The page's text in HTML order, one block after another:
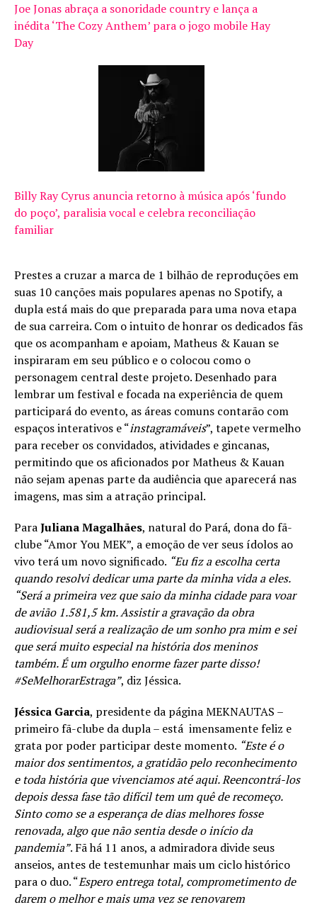
Joe Jonas abraça a sonoridade country e lança a
inédita ‘The Cozy Anthem’ para o jogo mobile Hay
Day
Billy Ray Cyrus anuncia retorno à música após ‘fundo
do poço’, paralisia vocal e celebra reconciliação
familiar
Prestes a cruzar a marca de 1 bilhão de reproduções em
suas 10 canções mais populares apenas no Spotify, a
dupla está mais do que preparada para uma nova etapa
de sua carreira. Com o intuito de honrar os dedicados fãs
que os acompanham e apoiam, Matheus & Kauan se
inspiraram em seu público e o colocou como o
personagem central deste projeto. Desenhado para
lembrar um festival e focada na experiência de quem
participará do evento, as áreas comuns contarão com
espaços interativos e “instagramáveis”, tapete vermelho
para receber os convidados, atividades e gincanas,
permitindo que os aficionados por Matheus & Kauan
não sejam apenas parte da audiência que aparecerá nas
imagens, mas sim a atração principal.
ParaJuliana Magalhães, natural do Pará, dona do fã-
clube “Amor You MEK”, a emoção de ver seus ídolos ao
vivo terá um novo significado. “Eu fiz a escolha certa
quando resolvi dedicar uma parte da minha vida a eles.
“Será a primeira vez que saio da minha cidade para voar
de avião 1.581,5 km. Assistir a gravação da obra
audiovisual será a realização de um sonho pra mim e sei
que será muito especial na história dos meninos
também. É um orgulho enorme fazer parte disso!
#SeMelhorarEstraga”, diz Jéssica.
Jéssica Garcia, presidente da página MEKNAUTAS –
primeiro fã-clube da dupla – está imensamente feliz e
grata por poder participar deste momento. “Este é o
maior dos sentimentos, a gratidão pelo reconhecimento
e toda história que vivenciamos até aqui. Reencontrá-los
depois dessa fase tão difícil tem um quê de recomeço.
Sinto como se a esperança de dias melhores fosse
renovada, algo que não sentia desde o início da
pandemia”. Fã há 11 anos, a admiradora divide seus
anseios, antes de testemunhar mais um ciclo histórico
para o duo. “Espero entrega total, comprometimento de
darem o melhor e mais uma vez se renovarem